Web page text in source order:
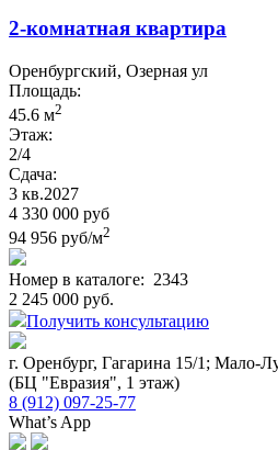
2-комнатная квартира
Оренбургский, Озерная ул
Площадь:
45.6 м2
Этаж:
2/4
Сдача:
3 кв.2027
4 330 000 руб
94 956 руб/м2
Номер в каталоге: 2343
2 245 000 руб.
Получить консультацию
г. Оренбург, Гагарина 15/1; Мало-
(БЦ "Евразия", 1 этаж)
8 (912) 097-25-77
What’s App